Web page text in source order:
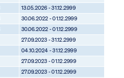
13.05.2026 - 31.12.2999
30.06.2022 - 01.12.2999
30.06.2022 - 01.12.2999
27.09.2023 - 31.12.2999
04.10.2024 - 31.12.2999
27.09.2023 - 01.12.2999
27.09.2023 - 01.12.2999